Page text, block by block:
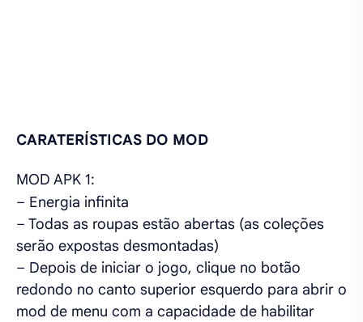
CARATERÍSTICAS DO MOD
MOD APK 1:
– Energia infinita
– Todas as roupas estão abertas (as coleções
serão expostas desmontadas)
– Depois de iniciar o jogo, clique no botão
redondo no canto superior esquerdo para abrir o
mod de menu com a capacidade de habilitar